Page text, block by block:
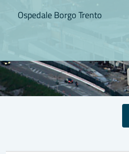
Ospedale Borgo Trento